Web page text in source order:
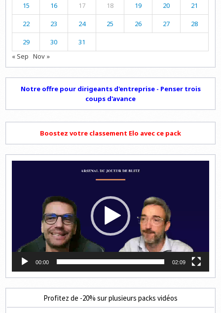
15 16 17 18 19 20 21
22 23 24 25 26 27 28
29 30
31
« Sep Nov »
Notre offre pour dirigeants d'entreprise - Penser trois
coups d'avance
Boostez votre classement Elo avec ce pack
00:00 02:09
Profitez de -20% sur plusieurs packs vidéos